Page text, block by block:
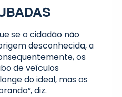
se o cidadão não
desconhecida, a
os
de veículos
do ideal, mas os
diz.